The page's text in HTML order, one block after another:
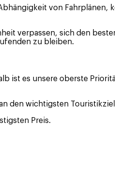
von Fahrplänen,
verpassen, sich den
zu bleiben.
ist es unsere oberste
den wichtigsten
Preis.